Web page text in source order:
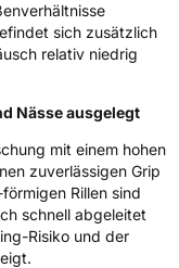
Ja
Siemensstr. 14
Deutschland,
sich zusätzlich
relativ niedrig
Nässe ausgelegt
mit einem hohen
zuverlässigen Grip
Rillen sind
schnell abgeleitet
Risiko und der